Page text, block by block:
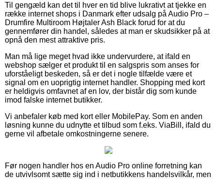
Til gengæld kan det til hver en tid blive lukrativt at tjekke en
række internet shops i Danmark efter udsalg på Audio Pro –
Drumfire Multiroom Højtaler Ash Black forud for at du
gennemfører din handel, således at man er skudsikker på at
opnå den mest attraktive pris.
Man må lige meget hvad ikke undervurdere, at ifald en
webshop sælger et produkt til en salgspris som anses for
uforståeligt beskeden, så er det i nogle tilfælde være et
signal om en uoprigtig internet handler. Shopping med kort
er heldigvis omfavnet af en lov, der bistår dig som kunde
imod falske internet butikker.
Vi anbefaler køb med kort eller MobilePay. Som en anden
løsning kunne du udnytte et tilbud som f.eks. ViaBill, ifald du
gerne vil afbetale omkostningerne senere.
Før nogen handler hos en Audio Pro online forretning kan
de utvivlsomt sætte sig ind i netbutikkens handelsvilkår, men